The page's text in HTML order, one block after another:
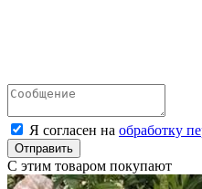
Я согласен на обработку
Отправить
С этим товаром покупают